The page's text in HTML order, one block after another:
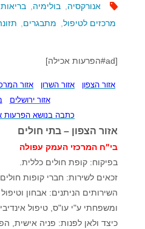
אנורקסיה בולימיה בריאות
מרכזים לטיפול, מתבגרים
[ad#הפרעות אכילה]
אזור הצפון אזור השרון אזור
אזור ירושלים
כתבה בנושא הפרעות
אזור הצפון – בתי חולים
בי"ח המרכזי העמק עפולה
בפיקוח: קופת חולים כללית.
זכאים לשירות: חברי קופות
השירותים הניתנים: אבחון
ומשפחתי ע"י עו"ס, טיפול
כיצד ולאן לפנות: פניה אישית,